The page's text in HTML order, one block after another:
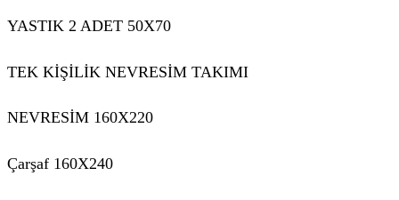
YASTIK 2 ADET 50X70
TEK KİŞİLİK NEVRESİM TAKIMI
NEVRESİM 160X220
Çarşaf 160X240